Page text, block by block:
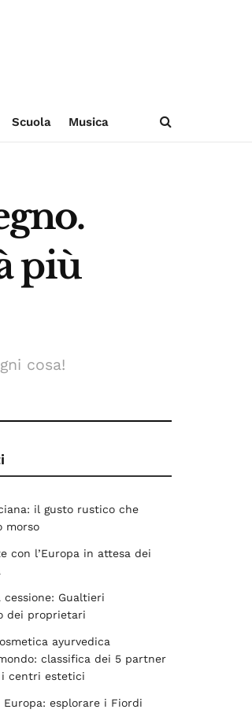
Scuola Musica
più
cosa!
il gusto rustico che
morso
con l’Europa in attesa dei
Gualtieri
dei proprietari
ayurvedica
classifica dei 5 partner
centri estetici
esplorare i Fiordi